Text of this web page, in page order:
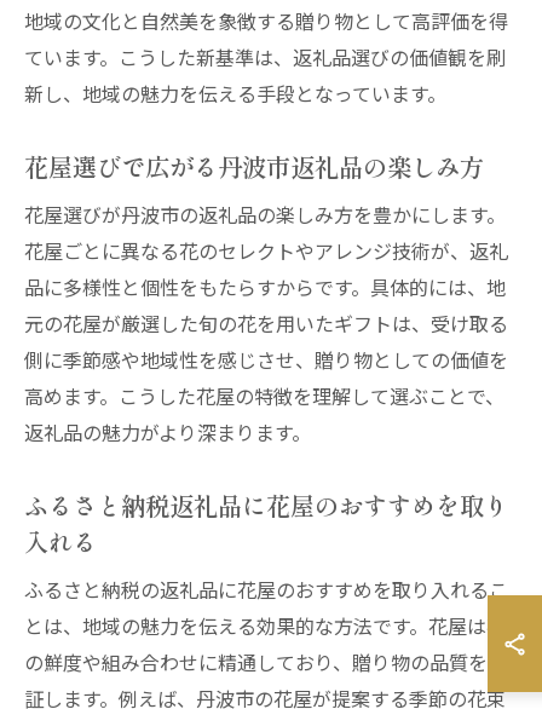
地域の文化と自然美を象徴する贈り物として高評価を得
ています。こうした新基準は、返礼品選びの価値観を刷
新し、地域の魅力を伝える手段となっています。
花屋選びで広がる丹波市返礼品の楽しみ方
花屋選びが丹波市の返礼品の楽しみ方を豊かにします。
花屋ごとに異なる花のセレクトやアレンジ技術が、返礼
品に多様性と個性をもたらすからです。具体的には、地
元の花屋が厳選した旬の花を用いたギフトは、受け取る
側に季節感や地域性を感じさせ、贈り物としての価値を
高めます。こうした花屋の特徴を理解して選ぶことで、
返礼品の魅力がより深まります。
ふるさと納税返礼品に花屋のおすすめを取り
入れる
ふるさと納税の返礼品に花屋のおすすめを取り入れるこ
とは、地域の魅力を伝える効果的な方法です。花屋は花
の鮮度や組み合わせに精通しており、贈り物の品質を保
証します。例えば、丹波市の花屋が提案する季節の花束